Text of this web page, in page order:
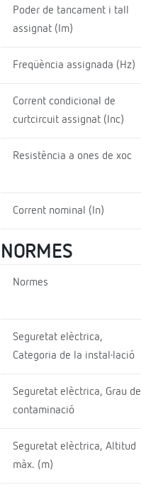
Poder de tancament i tall
assignat (Im)
Freqüència assignada (Hz)
Corrent condicional de
curtcircuit assignat (Inc)
Resistència a ones de xoc
Corrent nominal (In)
NORMES
Normes
Seguretat elèctrica,
Categoria de la instal·lació
Seguretat elèctrica, Grau de
contaminació
Seguretat elèctrica, Altitud
màx. (m)